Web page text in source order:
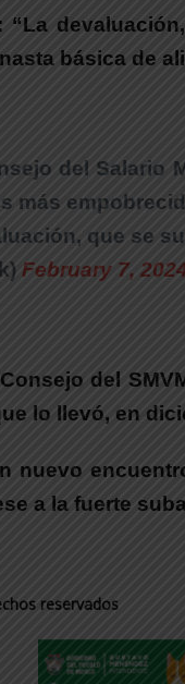
“La
básica de
del Salario
más
que se
February 7,
del
lo llevó, en
nuevo
a la fuerte
reservados